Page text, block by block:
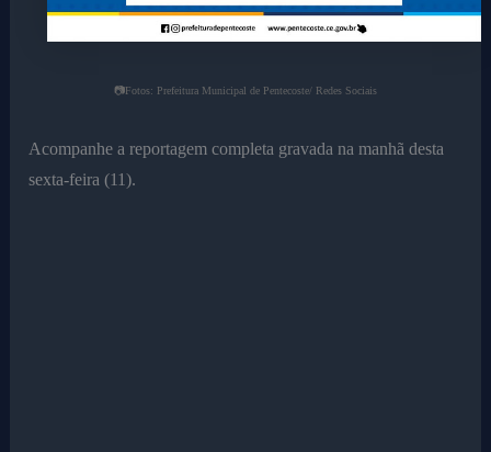
📷Fotos: Prefeitura Municipal de Pentecoste/ Redes Sociais
Acompanhe a reportagem completa gravada na manhã desta
sexta-feira (11).